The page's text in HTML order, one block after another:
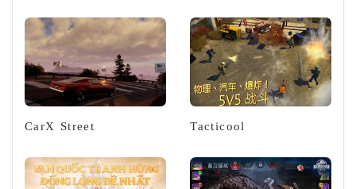
CarX Street Tacticool